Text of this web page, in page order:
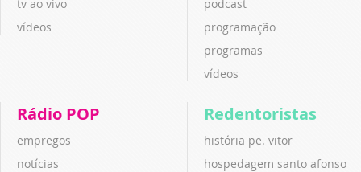
tv ao vivo
vídeos
podcast
programação
programas
vídeos
Rádio POP
empregos
notícias
Redentoristas
história pe. vitor
hospedagem santo afonso